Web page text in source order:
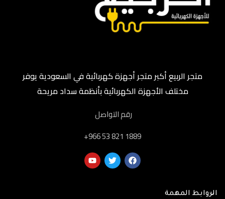
متجر الربيع أكبر متجر أجهزة كهربائية في السعودية يوفر
مختلف الأجهزة الكهربائية بأنظمة سداد مريحة
رقم التواصل
‎+966 53 821 1889
الروابط المهمة